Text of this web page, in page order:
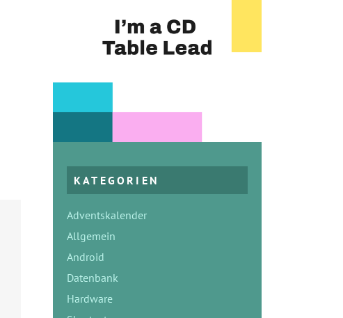
KATEGORIEN
Adventskalender
Allgemein
Android
Datenbank
Hardware